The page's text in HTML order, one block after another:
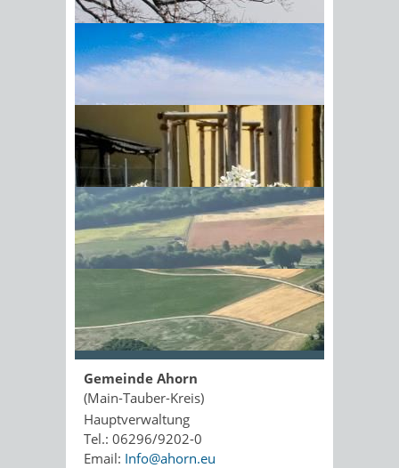
BIick vom Galgenberg auf
Hohenstadt
Sonnenschein am Morgen im
Ahornwald
Ihre E-Mail-Adresse*
akzeptiere dieDatenschutz­
erklärung
Kopie an Absender
Seite drucken
PDF drucken
Öffnungszeiten
Gemeinde Ahorn
(Main-Tauber-Kreis)
Hauptverwaltung
Tel.: 06296/9202-0
Email: Info@ahorn.eu